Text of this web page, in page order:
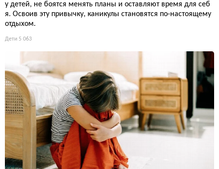
у детей, не боятся менять планы и оставляют время для себ
я. Освоив эту привычку, каникулы становятся по-настоящему
отдыхом.
Дети 5 063